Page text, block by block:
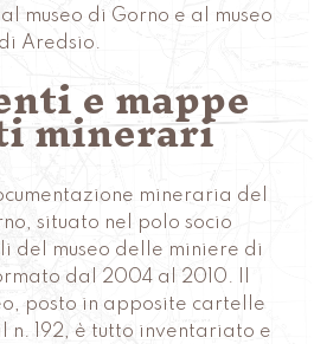
museo di Gorno e al museo
di Aredsio.
e mappe
minerari
mineraria del
situato nel polo socio
del museo delle miniere di
dal 2004 al 2010. Il
posto in apposite cartelle
n. 192, è tutto inventariato e